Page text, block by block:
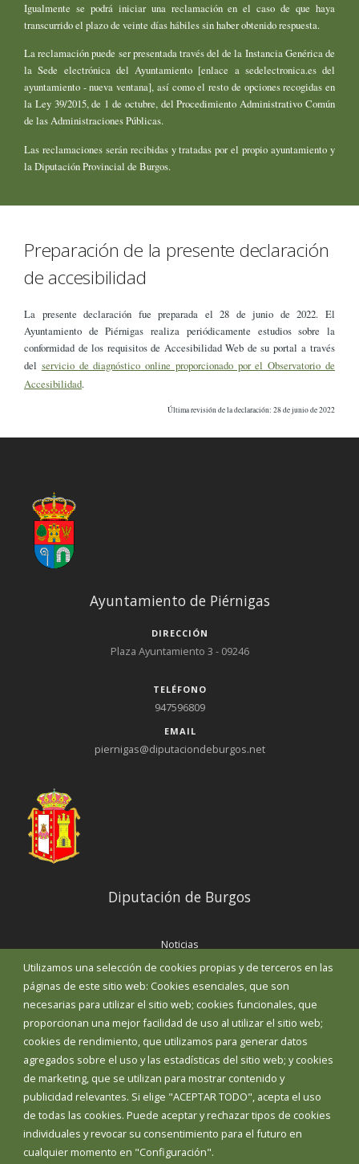
Igualmente se podrá iniciar una reclamación en el caso de que haya
transcurrido el plazo de veinte días hábiles sin haber obtenido respuesta.
La reclamación puede ser presentada través del de la Instancia Genérica de
la Sede electrónica del Ayuntamiento [enlace a sedelectronica.es del
ayuntamiento - nueva ventana], así como el resto de opciones recogidas en
la Ley 39/2015, de 1 de octubre, del Procedimiento Administrativo Común
de las Administraciones Públicas.
Las reclamaciones serán recibidas y tratadas por el propio ayuntamiento y
la Diputación Provincial de Burgos.
Preparación de la presente declaración
de accesibilidad
La presente declaración fue preparada el 28 de junio de 2022. El
Ayuntamiento de Piérnigas realiza periódicamente estudios sobre la
conformidad de los requisitos de Accesibilidad Web de su portal a través
del servicio de diagnóstico online proporcionado por el Observatorio de
Accesibilidad.
Última revisión de la declaración: 28 de junio de 2022
Utilizamos una selección de cookies propias y de terceros en las
páginas de este sitio web: Cookies esenciales, que son
necesarias para utilizar el sitio web; cookies funcionales, que
proporcionan una mejor facilidad de uso al utilizar el sitio web;
cookies de rendimiento, que utilizamos para generar datos
agregados sobre el uso y las estadísticas del sitio web; y cookies
de marketing, que se utilizan para mostrar contenido y
publicidad relevantes. Si elige "ACEPTAR TODO", acepta el uso
de todas las cookies. Puede aceptar y rechazar tipos de cookies
individuales y revocar su consentimiento para el futuro en
cualquier momento en "Configuración".
Ayuntamiento de Piérnigas
DIRECCIÓN
Plaza Ayuntamiento 3 - 09246
TELÉFONO
947596809
EMAIL
piernigas@diputaciondeburgos.net
Diputación de Burgos
Noticias
Eventos
Corporación Municipal
Teléfonos de interés
INICIAR SESIÓN
MAPA WEB